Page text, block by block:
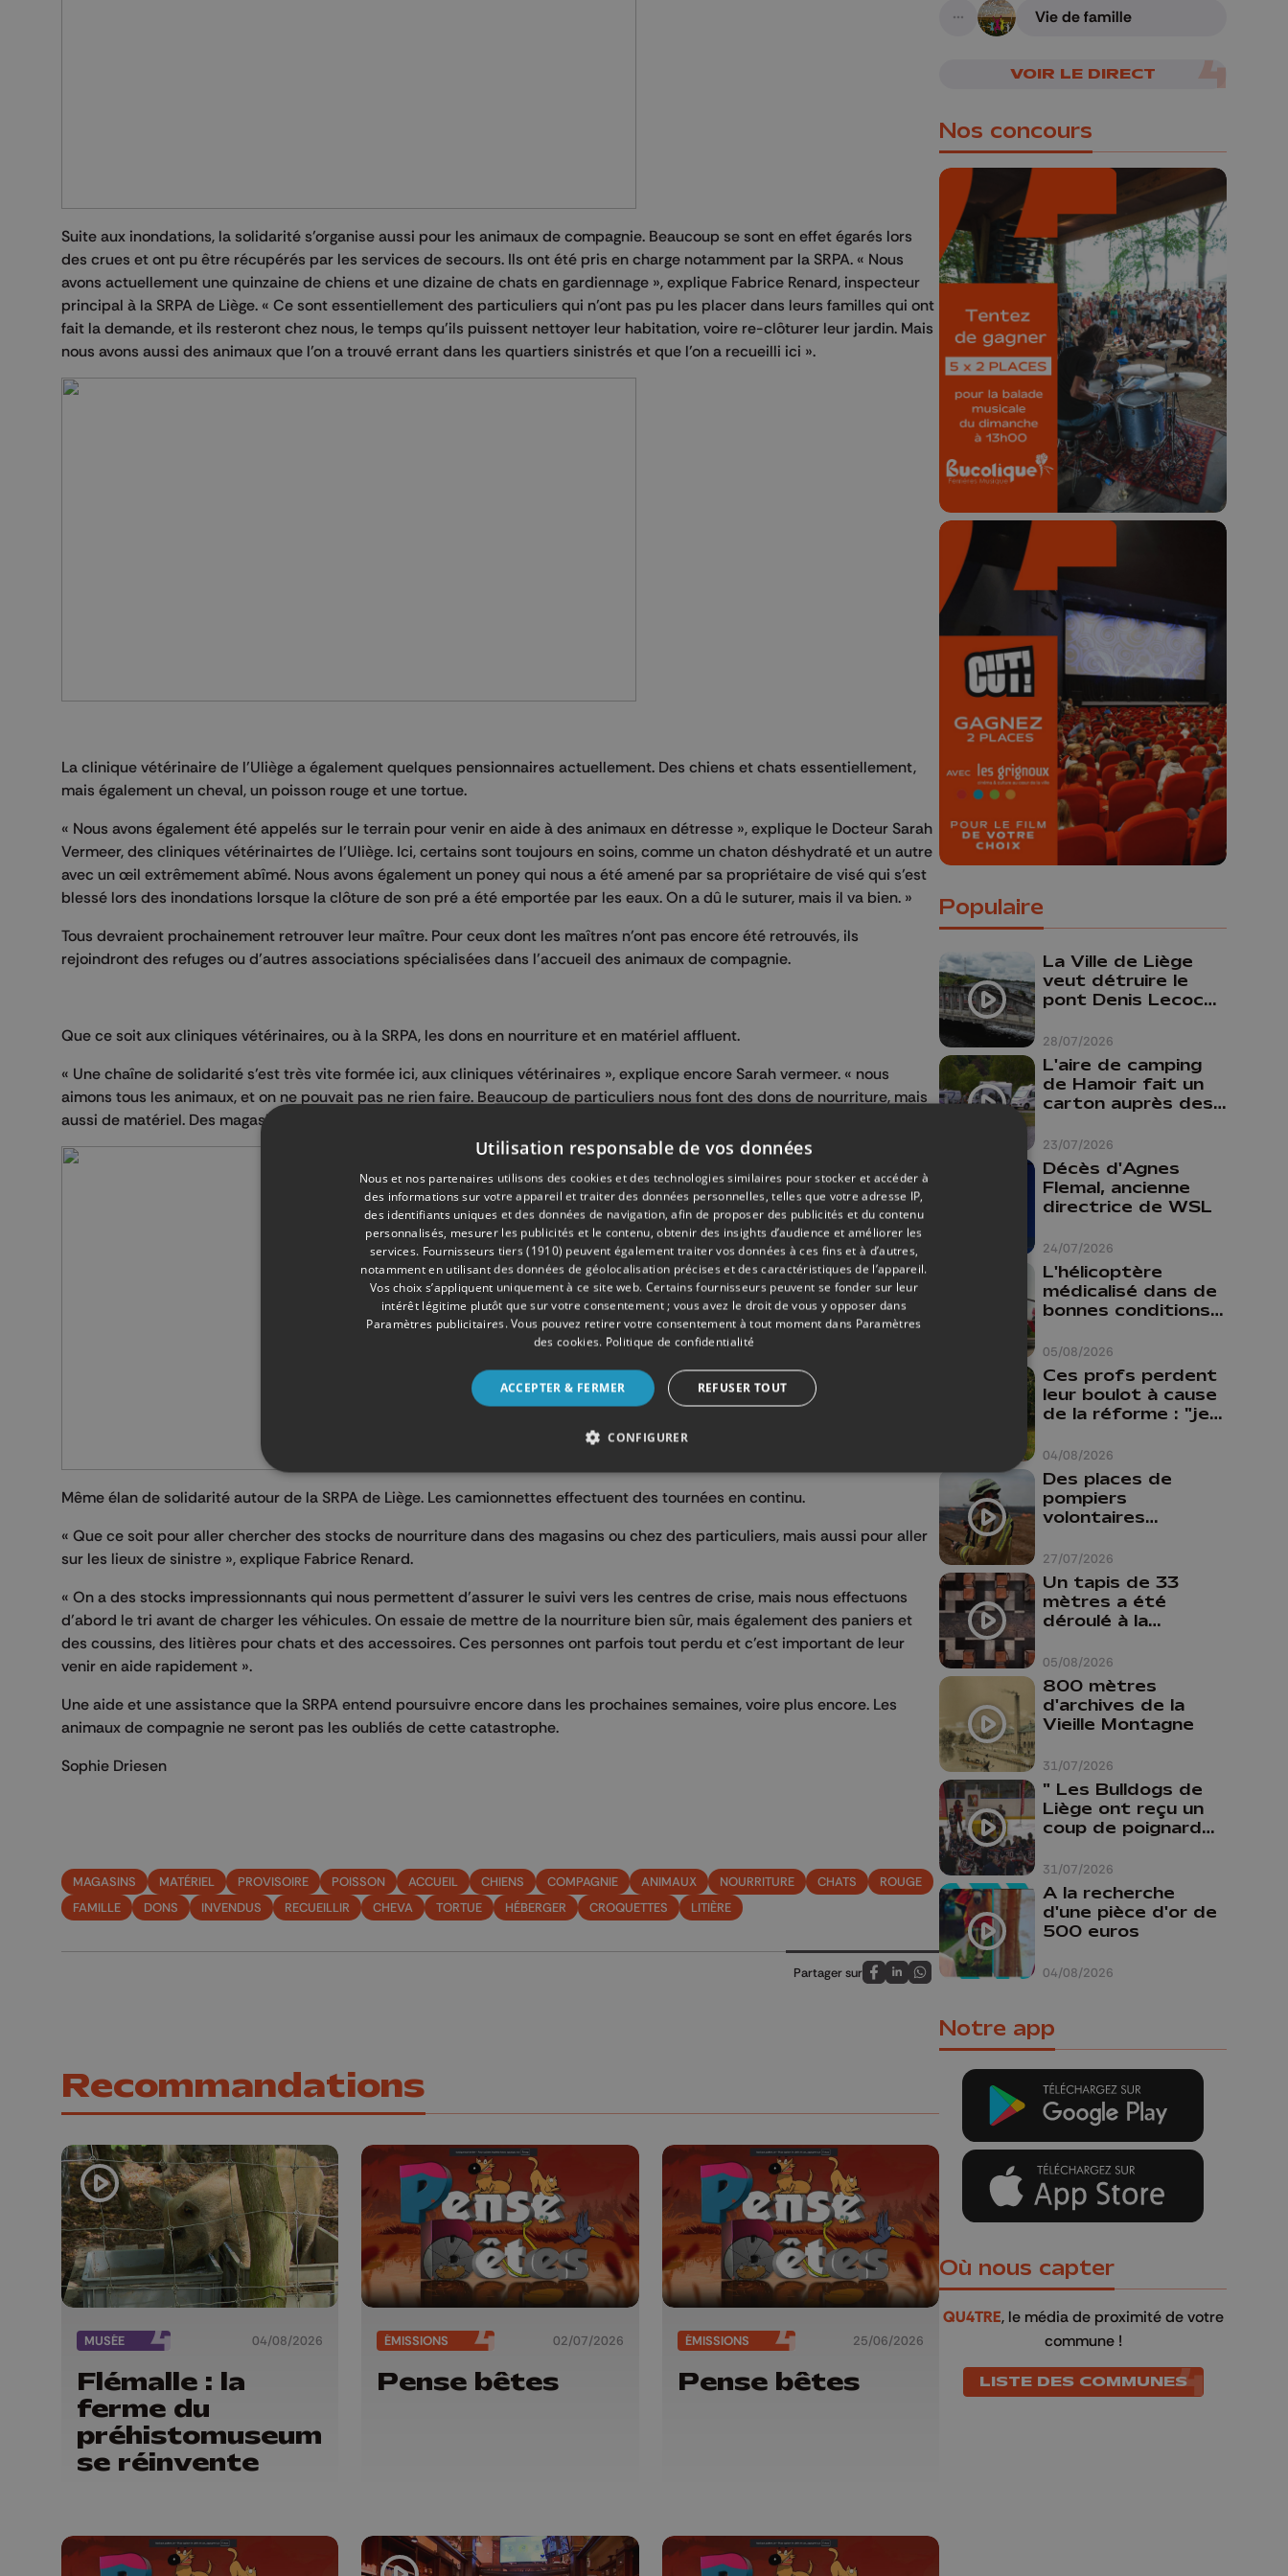
Suite aux inondations, la solidarité s’organise aussi pour les animaux de compagnie. Beaucoup se sont en effet égarés lors
des crues et ont pu être récupérés par les services de secours. Ils ont été pris en charge notamment par la SRPA. « Nous
avons actuellement une quinzaine de chiens et une dizaine de chats en gardiennage », explique Fabrice Renard, inspecteur
principal à la SRPA de Liège. « Ce sont essentiellement des particuliers qui n’ont pas pu les placer dans leurs familles qui ont
fait la demande, et ils resteront chez nous, le temps qu’ils puissent nettoyer leur habitation, voire re-clôturer leur jardin. Mais
nous avons aussi des animaux que l’on a trouvé errant dans les quartiers sinistrés et que l’on a recueilli ici ».
La clinique vétérinaire de l’Uliège a également quelques pensionnaires actuellement. Des chiens et chats essentiellement,
mais également un cheval, un poisson rouge et une tortue.
« Nous avons également été appelés sur le terrain pour venir en aide à des animaux en détresse », explique le Docteur Sarah
Vermeer, des cliniques vétérinairtes de l’Uliège. Ici, certains sont toujours en soins, comme un chaton déshydraté et un autre
avec un œil extrêmement abîmé. Nous avons également un poney qui nous a été amené par sa propriétaire de visé qui s’est
blessé lors des inondations lorsque la clôture de son pré a été emportée par les eaux. On a dû le suturer, mais il va bien. »
Tous devraient prochainement retrouver leur maître. Pour ceux dont les maîtres n’ont pas encore été retrouvés, ils
rejoindront des refuges ou d’autres associations spécialisées dans l’accueil des animaux de compagnie.
Que ce soit aux cliniques vétérinaires, ou à la SRPA, les dons en nourriture et en matériel affluent.
« Une chaîne de solidarité s’est très vite formée ici, aux cliniques vétérinaires », explique encore Sarah vermeer. « nous
aimons tous les animaux, et on ne pouvait pas ne rien faire. Beaucoup de particuliers nous font des dons de nourriture, mais
aussi de matériel. Des magasins également nous donnent leurs invendus ».
Même élan de solidarité autour de la SRPA de Liège. Les camionnettes effectuent des tournées en continu.
« Que ce soit pour aller chercher des stocks de nourriture dans des magasins ou chez des particuliers, mais aussi pour aller
sur les lieux de sinistre », explique Fabrice Renard.
« On a des stocks impressionnants qui nous permettent d’assurer le suivi vers les centres de crise, mais nous effectuons
d’abord le tri avant de charger les véhicules. On essaie de mettre de la nourriture bien sûr, mais également des paniers et
des coussins, des litières pour chats et des accessoires. Ces personnes ont parfois tout perdu et c’est important de leur
venir en aide rapidement ».
Une aide et une assistance que la SRPA entend poursuivre encore dans les prochaines semaines, voire plus encore. Les
animaux de compagnie ne seront pas les oubliés de cette catastrophe.
Sophie Driesen
MAGASINS MATÉRIEL PROVISOIRE POISSON ACCUEIL CHIENS COMPAGNIE ANIMAUX NOURRITURE CHATS
ROUGE
FAMILLE
DONS INVENDUS RECUEILLIR CHEVA TORTUE HÉBERGER CROQUETTES LITIÈRE
Partager sur
Partagez sur FaceBook
Partagez sur LinkedIn
Partagez sur Whatsapp
Recommandations
MUSÉE 04/08/2026
Flémalle : la
ferme du
préhistomuseum
se réinvente
ÉMISSIONS 02/07/2026
Pense bêtes
ÉMISSIONS 25/06/2026
Pense bêtes
A suivre
Vie de famille
VOIR LE DIRECT
Nos concours
🎁 Gagnez 5x2
places pour le
Bucolique Ferrières
Festival 🌿🎶
Concours valable jusqu'au 9 août,
23h59.
🎬 Concours CUT x
Les Grignoux ✨
Concours permanent - 2 places à
gagner chaque semaine !
Populaire
28/07/2026
La Ville de Liège
veut détruire le
pont Denis Lecocq
budget pour le
faire
23/07/2026
L'aire de camping
de Hamoir fait un
carton auprès des
24/07/2026
Décès d'Agnes
Flemal, ancienne
directrice de WSL
05/08/2026
L'hélicoptère
médicalisé dans de
bonnes conditions à
04/08/2026
Ces profs perdent
leur boulot à cause
de la réforme : "je
comme prof que
comme
pharmacienne"
27/07/2026
Des places de
pompiers
volontaires
province de Liège :
"Un citoyen qui
n'est formé ne
peut pas nous
aider"
05/08/2026
Un tapis de 33
mètres a été
déroulé à la
Liège
31/07/2026
800 mètres
d'archives de la
Vieille Montagne
31/07/2026
" Les Bulldogs de
Liège ont reçu un
coup de poignard
04/08/2026
A la recherche
d'une pièce d'or de
500 euros
Notre app
Où nous capter
QU4TRE, le média de proximité de votre
commune !
LISTE DES COMMUNES
Utilisation responsable de vos données
Nous et nos partenaires utilisons des cookies et des technologies similaires pour stocker et accéder à
des informations sur votre appareil et traiter des données personnelles, telles que votre adresse IP,
des identifiants uniques et des données de navigation, afin de proposer des publicités et du contenu
personnalisés, mesurer les publicités et le contenu, obtenir des insights d’audience et améliorer les
services. Fournisseurs tiers (1910) peuvent également traiter vos données à ces fins et à d’autres,
notamment en utilisant des données de géolocalisation précises et des caractéristiques de l’appareil.
Vos choix s’appliquent uniquement à ce site web. Certains fournisseurs peuvent se fonder sur leur
intérêt légitime plutôt que sur votre consentement ; vous avez le droit de vous y opposer dans
Paramètres publicitaires. Vous pouvez retirer votre consentement à tout moment dans Paramètres
des cookies. Politique de confidentialité
ACCEPTER & FERMER REFUSER TOUT
CONFIGURER